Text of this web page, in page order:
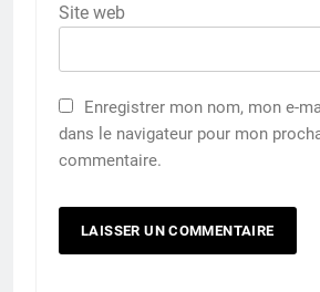
Site web
Enregistrer mon nom, mon e-
dans le navigateur pour mon
commentaire.